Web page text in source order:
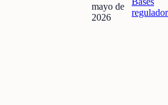
mayo de
2026